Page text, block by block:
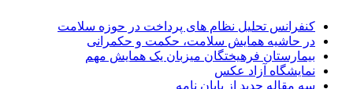
کنفرانس تحلیل نظام های پرداخت در حوزه سلامت
در حاشیه همایش سلامت، حکمت و حکمرانی
بیمارستان فرهیختگان میزبان یک همایش مهم
نمایشگاه آزاد عکس
سه مقاله جدید از پایان نامه